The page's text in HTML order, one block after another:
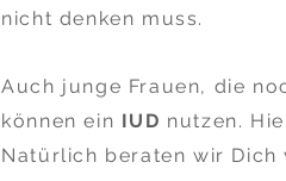
nicht denken muss.
Auch junge Frauen, die
können ein IUD nutzen.
Natürlich beraten wir